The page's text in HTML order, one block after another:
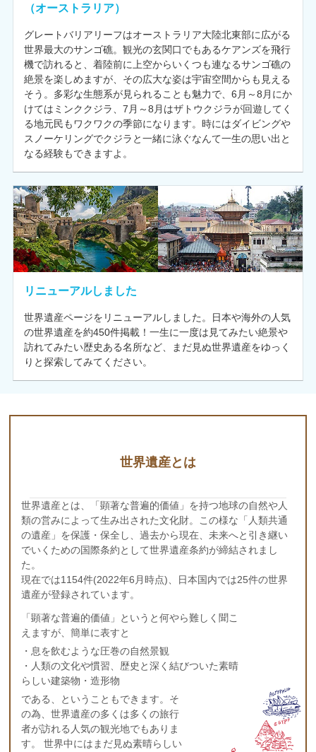
（オーストラリア）
グレートバリアリーフはオーストラリア大陸北東部に広がる
世界最大のサンゴ礁。観光の玄関口でもあるケアンズを飛行
機で訪れると、着陸前に上空からいくつも連なるサンゴ礁の
絶景を楽しめますが、その広大な姿は宇宙空間からも見える
そう。多彩な生態系が見られることも魅力で、6月～8月にか
けてはミンククジラ、7月～8月はザトウクジラが回遊してく
る地元民もワクワクの季節になります。時にはダイビングや
スノーケリングでクジラと一緒に泳ぐなんて一生の思い出と
なる経験もできますよ。
リニューアルしました
世界遺産ページをリニューアルしました。日本や海外の人気
の世界遺産を約450件掲載！一生に一度は見てみたい絶景や
訪れてみたい歴史ある名所など、まだ見ぬ世界遺産をゆっく
りと探索してみてください。
世界遺産とは
世界遺産とは、「顕著な普遍的価値」を持つ地球の自然や人
類の営みによって生み出された文化財。この様な「人類共通
の遺産」を保護・保全し、過去から現在、未来へと引き継い
でいくための国際条約として世界遺産条約が締結されまし
た。
現在では1154件(2022年6月時点)、日本国内では25件の世界
遺産が登録されています。
「顕著な普遍的価値」というと何やら難しく聞こ
えますが、簡単に表すと
・息を飲むような圧巻の自然景観
・人類の文化や慣習、歴史と深く結びついた素晴
らしい建築物・造形物
である、ということもできます。そ
の為、世界遺産の多くは多くの旅行
者が訪れる人気の観光地でもありま
す。 世界中にはまだ見ぬ素晴らしい